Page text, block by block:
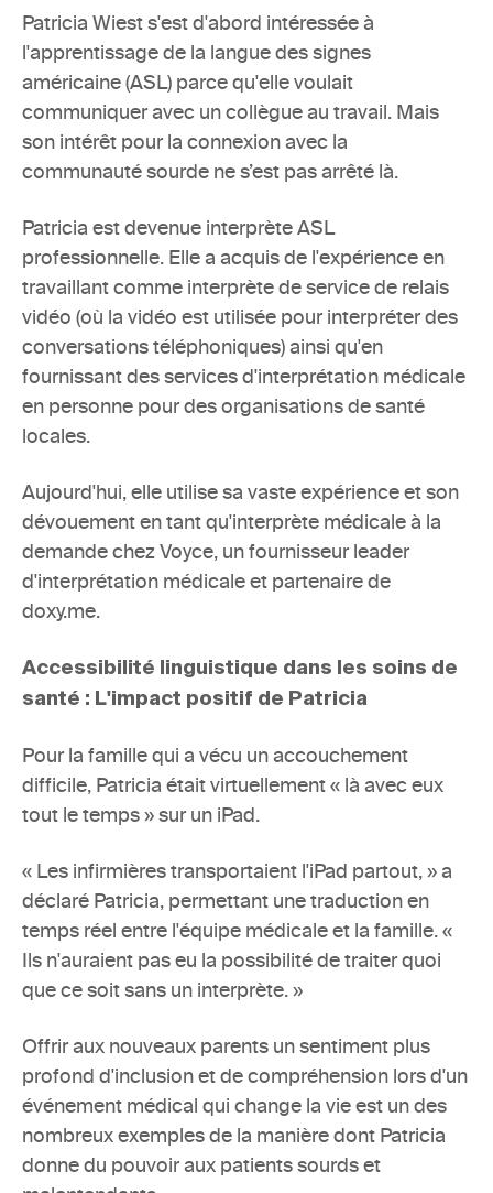
Patricia Wiest s'est d'abord intéressée à
l'apprentissage de la langue des signes
américaine (ASL) parce qu'elle voulait
communiquer avec un collègue au travail. Mais
son intérêt pour la connexion avec la
communauté sourde ne s’est pas arrêté là.
Patricia est devenue interprète ASL
professionnelle. Elle a acquis de l'expérience en
travaillant comme interprète de service de relais
vidéo (où la vidéo est utilisée pour interpréter des
conversations téléphoniques) ainsi qu'en
fournissant des services d'interprétation médicale
en personne pour des organisations de santé
locales.
Aujourd'hui, elle utilise sa vaste expérience et son
dévouement en tant qu'interprète médicale à la
demande chez Voyce, un fournisseur leader
d'interprétation médicale et partenaire de
doxy.me.
Accessibilité linguistique dans les soins de
santé : L'impact positif de Patricia
Pour la famille qui a vécu un accouchement
difficile, Patricia était virtuellement « là avec eux
tout le temps » sur un iPad.
« Les infirmières transportaient l'iPad partout, » a
déclaré Patricia, permettant une traduction en
temps réel entre l'équipe médicale et la famille. «
Ils n'auraient pas eu la possibilité de traiter quoi
que ce soit sans un interprète. »
Offrir aux nouveaux parents un sentiment plus
profond d'inclusion et de compréhension lors d'un
événement médical qui change la vie est un des
nombreux exemples de la manière dont Patricia
donne du pouvoir aux patients sourds et